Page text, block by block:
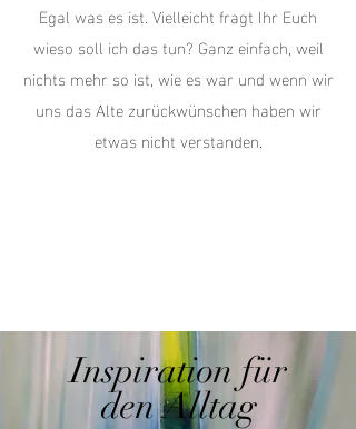
Egal was es ist. Vielleicht fragt Ihr Euch
wieso soll ich das tun? Ganz einfach, weil
nichts mehr so ist, wie es war und wenn wir
uns das Alte zurückwünschen haben wir
etwas nicht verstanden.
Inspiration für
den Alltag